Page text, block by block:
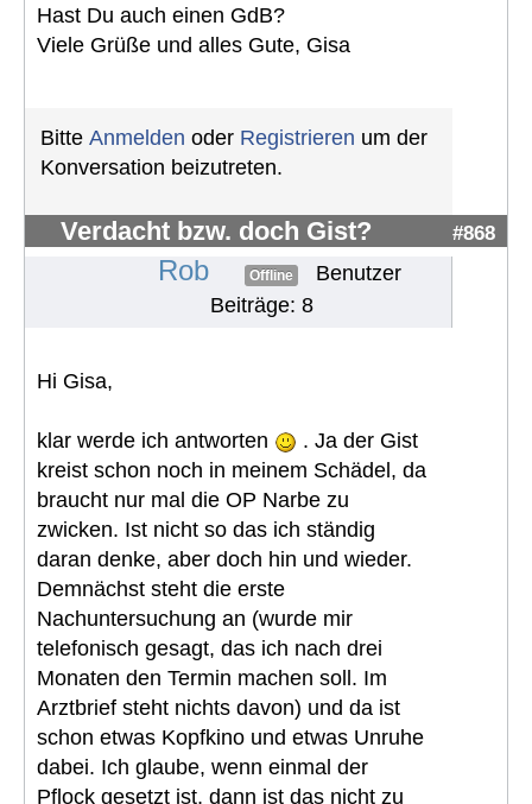
Hast Du auch einen GdB?
Viele Grüße und alles Gute, Gisa
Bitte Anmelden oder Registrieren um der
Konversation beizutreten.
Verdacht bzw. doch Gist? #868
Rob Offline
Benutzer
Beiträge: 8
Hi Gisa,
klar werde ich antworten
. Ja der Gist
kreist schon noch in meinem Schädel, da
braucht nur mal die OP Narbe zu
zwicken. Ist nicht so das ich ständig
daran denke, aber doch hin und wieder.
Demnächst steht die erste
Nachuntersuchung an (wurde mir
telefonisch gesagt, das ich nach drei
Monaten den Termin machen soll. Im
Arztbrief steht nichts davon) und da ist
schon etwas Kopfkino und etwas Unruhe
dabei. Ich glaube, wenn einmal der
Pflock gesetzt ist, dann ist das nicht zu